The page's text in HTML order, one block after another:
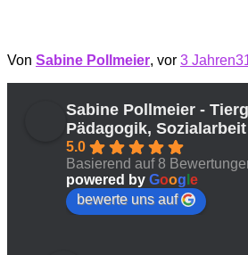
Von Sabine Pollmeier, vor 3 Jahren
Sabine Pollmeier -
Pädagogik, Sozialarbeit
5.0
Basierend auf 8
powered by Goog e
bewerte uns auf